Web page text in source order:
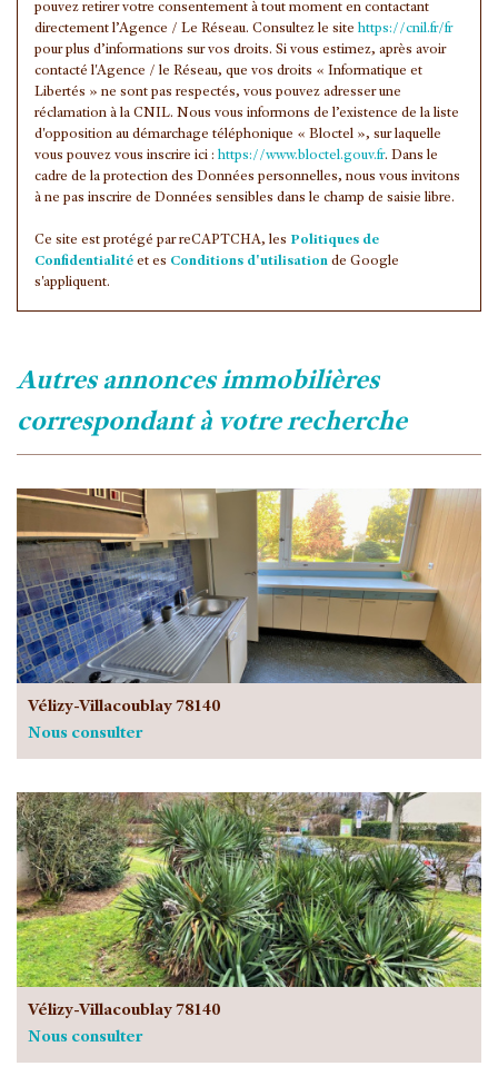
Familles avec 1 ou 2 enfants
Maisons 36,67 %
Appartements
Familles avec 3 enfants 9,77 %
pouvez retirer votre consentement à tout moment en contactant
directement l’Agence / Le Réseau. Consultez le site https://cnil.fr/fr
pour plus d’informations sur vos droits. Si vous estimez, après avoir
contacté l'Agence / le Réseau, que vos droits « Informatique et
Libertés » ne sont pas respectés, vous pouvez adresser une
réclamation à la CNIL. Nous vous informons de l’existence de la liste
d'opposition au démarchage téléphonique « Bloctel », sur laquelle
vous pouvez vous inscrire ici : https://www.bloctel.gouv.fr. Dans le
cadre de la protection des Données personnelles, nous vous invitons
à ne pas inscrire de Données sensibles dans le champ de saisie libre.
Ce site est protégé par reCAPTCHA, les Politiques de
Confidentialité et es Conditions d'utilisation de Google
s'appliquent.
autres annonces immobilières
correspondant à votre recherche
Vélizy-Villacoublay 78140
Nous consulter
Vélizy-Villacoublay 78140
Nous consulter